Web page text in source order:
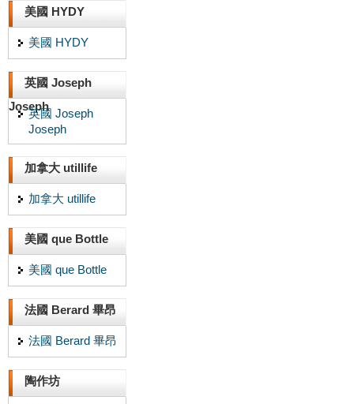
美國 HYDY
美國 HYDY
英國 Joseph
Joseph
英國 Joseph
Joseph
加拿大 utillife
加拿大 utillife
美國 que Bottle
美國 que Bottle
法國 Berard 畢昂
法國 Berard 畢昂
陶作坊